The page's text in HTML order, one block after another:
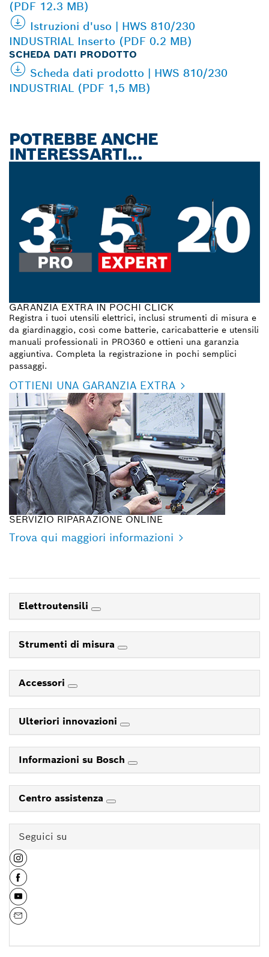
(PDF 12.3 MB)
Istruzioni d'uso | HWS 810/230
INDUSTRIAL Inserto (PDF 0.2 MB)
SCHEDA DATI PRODOTTO
Scheda dati prodotto | HWS 810/230
INDUSTRIAL (PDF 1,5 MB)
POTREBBE ANCHE
INTERESSARTI...
GARANZIA EXTRA IN POCHI CLICK
Registra i tuoi utensili elettrici, inclusi strumenti di misura e
da giardinaggio, così come batterie, caricabatterie e utensili
manuali professionali in PRO360 e ottieni una garanzia
aggiuntiva. Completa la registrazione in pochi semplici
passaggi.
OTTIENI UNA GARANZIA EXTRA
SERVIZIO RIPARAZIONE ONLINE
Trova qui maggiori informazioni
Elettroutensili
Strumenti di misura
Accessori
Ulteriori innovazioni
Informazioni su Bosch
Centro assistenza
Seguici su